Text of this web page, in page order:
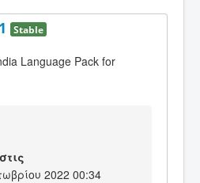
Stable
Language Pack for
2022 00:34